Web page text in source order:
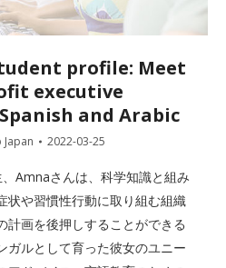
profile: Meet
executive
and Arabic
2022-03-25
Amnaさんは、科学知識と組み
状や習慣性行動に取り組む組織
計画を後押しすることができる
ガルとして育った彼女のユニー